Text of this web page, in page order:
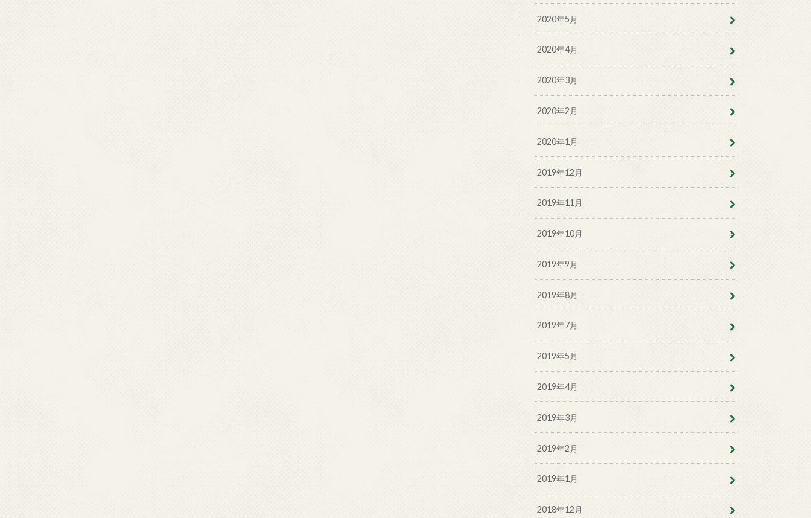
2020年5月
2020年4月
2020年3月
2020年2月
2020年1月
2019年12月
2019年11月
2019年10月
2019年9月
2019年8月
2019年7月
2019年5月
2019年4月
2019年3月
2019年2月
2019年1月
2018年12月